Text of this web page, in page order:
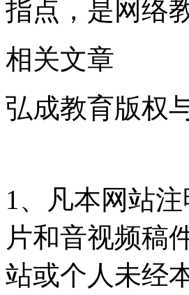
指点，是网络
相关文章
弘成教育版权
1、凡本网站
片和音视频稿
站或个人未经